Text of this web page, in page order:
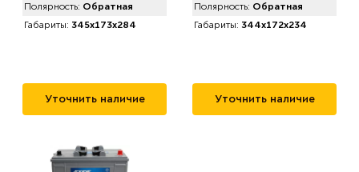
Полярность: Обратная
Габариты: 345x173x284
Уточнить наличие
Полярность: Обратная
Габариты: 344x172x234
Уточнить наличие